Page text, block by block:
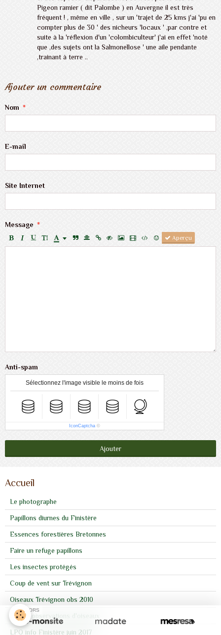
Pigeon ramier ( dit Palombe ) en Auvergne il est très
fréquent ! , même en ville , sur un 'trajet de 25 kms j'ai 'pu en
compter plus de 30 ' des nicheurs 'locaux ' ,par contre et
suite à la 'réflexion d'un 'colombiculteur' j'ai en effet 'noté
que ,des sujets ont la Salmonellose ' une aile pendante
,trainant à terre ..
Ajouter un commentaire
Nom
E-mail
Site Internet
Message
Aperçu
Anti-spam
Sélectionnez l'image visible le moins de fois
IconCaptcha ©
Ajouter
Accueil
Le photographe
Papillons diurnes du Finistère
Essences forestières Bretonnes
Faire un refuge papillons
Les insectes protégés
Coup de vent sur Trévignon
Oiseaux Trévignon obs 2010
Autres observations d'oiseaux
LPO info Finistère juin 2017
SPONSORS